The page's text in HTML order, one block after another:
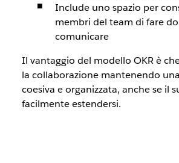
Include uno spazio per
membri del team di fare
comunicare
Il vantaggio del modello OKR è
la collaborazione mantenendo
coesiva e organizzata, anche se il
facilmente estendersi.